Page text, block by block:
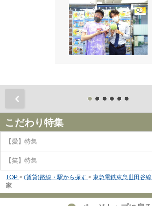
こだわり特集
【愛】特集
【笑】特集
TOP > (賃貸)路線・駅から探す > 東急電鉄東急世田谷線
家